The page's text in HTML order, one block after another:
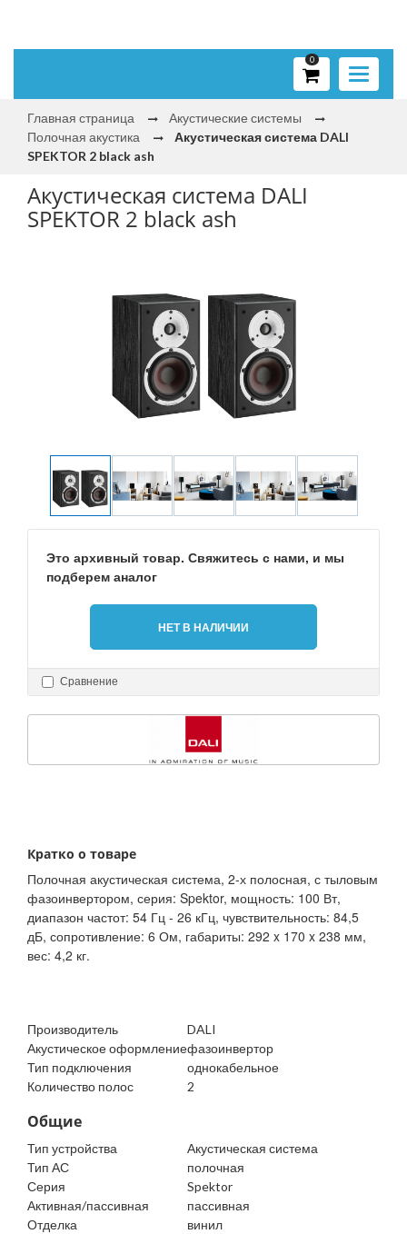
Toggle
0
Главная страница
Акустические системы
Полочная акустика
Акустическая система DALI
SPEKTOR 2 black ash
Акустическая система DALI
SPEKTOR 2 black ash
Это архивный товар. Свяжитесь с нами, и мы
подберем аналог
НЕТ В НАЛИЧИИ
Сравнение
Кратко о товаре
Полочная акустическая система, 2-х полосная, с тыловым
фазоинвертором, серия: Spektor, мощность: 100 Вт,
диапазон частот: 54 Гц - 26 кГц, чувствительность: 84,5
дБ, сопротивление: 6 Ом, габариты: 292 x 170 x 238 мм,
вес: 4,2 кг.
Производитель
DALI
Акустическое оформлениефазоинвертор
Тип подключения
однокабельное
Количество полос
2
Общие
Тип устройства
Акустическая система
Тип АС
полочная
Серия
Spektor
Активная/пассивная
пассивная
Отделка
винил